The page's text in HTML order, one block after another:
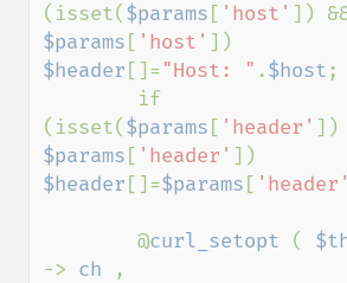
(isset( $params [ 'host'
$params [ 'host'
$header []="Host: " .$host ;
(isset( $params [ 'header'
$params [ 'header'
$header []=$params [ 'header'
        @
curl_setopt (
-> ch